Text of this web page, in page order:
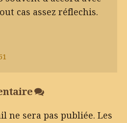
cas assez réflechis.
ne sera pas publiée. Les